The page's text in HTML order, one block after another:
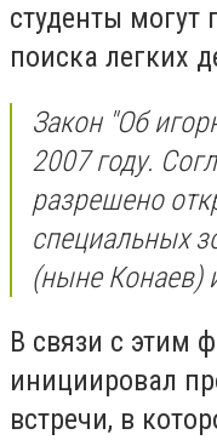
студенты могут
поиска легких
Закон "Об
2007 году.
разрешено
специальных
(ныне Конаев)
В связи с этим
инициировал
встречи, в